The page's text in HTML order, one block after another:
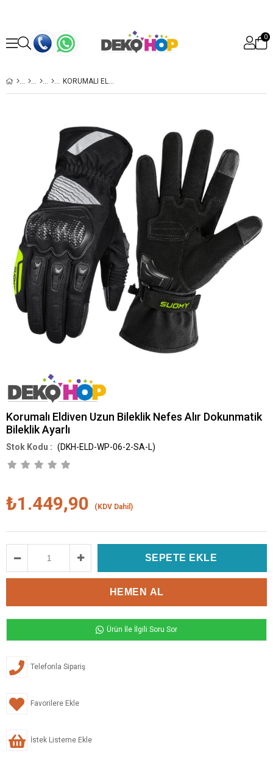
0
KORUMALI ELDIVEN UZUN BILEKLIK NEFES ALIR DOKUNMATIK BILEKLIK AYARLI
Korumalı Eldiven Uzun Bileklik Nefes Alır Dokunmatik
Bileklik Ayarlı
(DKH-ELD-WP-06-2-SA-L)
₺1.449,90 (KDV Dahil)
Ürün İle İlgili Soru Sor
Telefonla Sipariş
Favorilere Ekle
İstek Listeme Ekle